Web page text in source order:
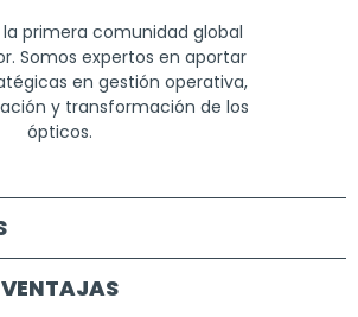
la primera comunidad global
Somos expertos en aportar
en gestión operativa,
y transformación de los
ópticos.